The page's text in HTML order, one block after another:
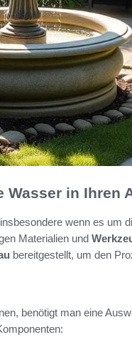
Wasser in Ihren
wenn es um
Materialien und
bereitgestellt, um den
benötigt man eine